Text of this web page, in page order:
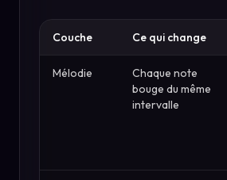
Couche Ce qui change
Mélodie
Chaque note
bouge du même
intervalle